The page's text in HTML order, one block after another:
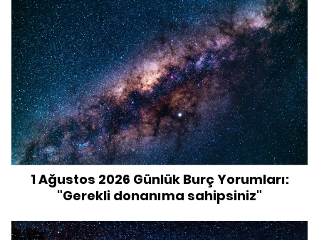
1 Ağustos 2026 Günlük Burç Yorumları:
"Gerekli donanıma sahipsiniz"